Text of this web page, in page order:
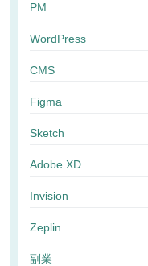
PM
WordPress
CMS
Figma
Sketch
Adobe XD
Invision
Zeplin
副業